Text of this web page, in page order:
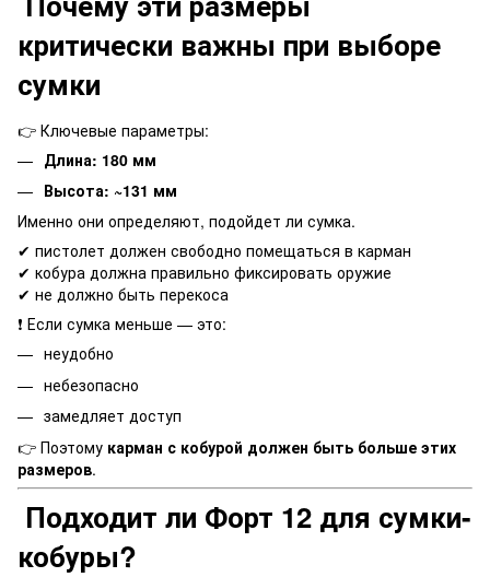
критически важны при выборе
сумки
👉 Ключевые параметры:
Длина: 180 мм
Высота: ~131 мм
Именно они определяют, подойдет ли сумка.
✔ пистолет должен свободно помещаться в карман
✔ кобура должна правильно фиксировать оружие
✔ не должно быть перекоса
❗ Если сумка меньше — это:
неудобно
небезопасно
замедляет доступ
👉 Поэтому карман с кобурой должен быть больше этих
размеров.
Подходит ли Форт 12 для сумки-
кобуры?